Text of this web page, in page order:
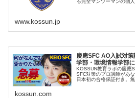
る完全マンツーマンの個
www.kossun.jp
慶應SFC AO入試対
学部・環境情報学部
KOSSUN教育ラボの慶應
SFC対策のプロ講師があ
日本初の合格保証付き。
kossun.com